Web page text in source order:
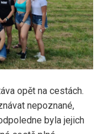
opět na cestách.
nepoznané,
byla jejich